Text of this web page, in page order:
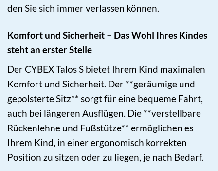
den Sie sich immer verlassen können.
Komfort und Sicherheit – Das Wohl Ihres Kindes
steht an erster Stelle
Der CYBEX Talos S bietet Ihrem Kind maximalen
Komfort und Sicherheit. Der **geräumige und
gepolsterte Sitz** sorgt für eine bequeme Fahrt,
auch bei längeren Ausflügen. Die **verstellbare
Rückenlehne und Fußstütze** ermöglichen es
Ihrem Kind, in einer ergonomisch korrekten
Position zu sitzen oder zu liegen, je nach Bedarf.